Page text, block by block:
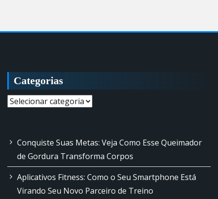
Categorias
Categorias
Conquiste Suas Metas: Veja Como Esse Queimador
de Gordura Transforma Corpos
Aplicativos Fitness: Como o Seu Smartphone Está
Virando Seu Novo Parceiro de Treino